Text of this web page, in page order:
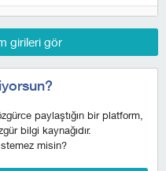
girileri gör
paylaştığın bir platform,
bilgi kaynağıdır.
misin?